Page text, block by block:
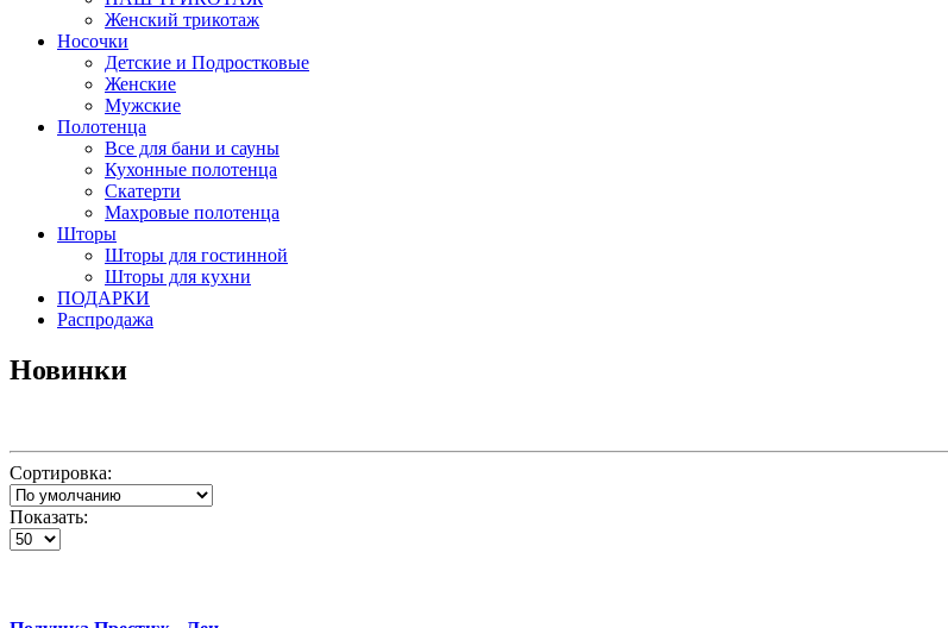
Женский трикотаж
Носочки
Детские и Подростковые
Женские
Мужские
Полотенца
Все для бани и сауны
Кухонные полотенца
Скатерти
Махровые полотенца
Шторы
Шторы для гостинной
Шторы для кухни
ПОДАРКИ
Распродажа
Новинки
Сортировка:
Показать: